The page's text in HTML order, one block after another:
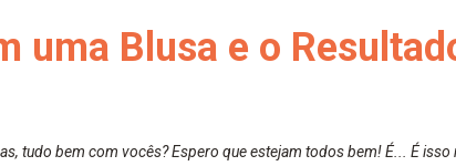
uma Blusa e o
tudo bem com vocês? Espero que estejam todos bem! É... É